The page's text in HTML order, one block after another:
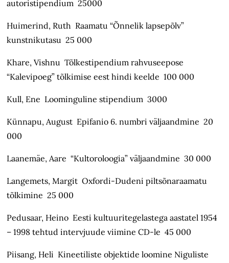
autoristipendium 25000
Huimerind, Ruth Raamatu “Õnnelik lapsepõlv”
kunstnikutasu 25 000
Khare, Vishnu Tõlkestipendium rahvuseepose
“Kalevipoeg” tõlkimise eest hindi keelde 100 000
Kull, Ene Loominguline stipendium 3000
Künnapu, August Epifanio 6. numbri väljaandmine 20
000
Laanemäe, Aare “Kultoroloogia” väljaandmine 30 000
Langemets, Margit Oxfordi-Dudeni piltsõnaraamatu
tõlkimine 25 000
Pedusaar, Heino Eesti kultuuritegelastega aastatel 1954
– 1998 tehtud intervjuude viimine CD-le 45 000
Piisang, Heli Kineetiliste objektide loomine Niguliste